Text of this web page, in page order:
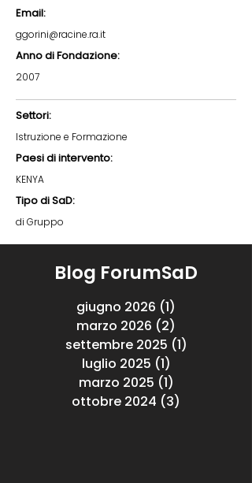
Email:
ggorini@racine.ra.it
Anno di Fondazione:
2007
Settori:
Istruzione e Formazione
Paesi di intervento:
KENYA
Tipo di SaD:
di Gruppo
Blog ForumSaD
giugno 2026 (1)
marzo 2026 (2)
settembre 2025 (1)
luglio 2025 (1)
marzo 2025 (1)
ottobre 2024 (3)